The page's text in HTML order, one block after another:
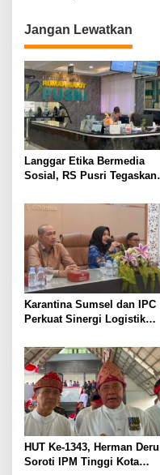
g
a
s
i
p
o
s
Jangan Lewatkan
Langgar Etika Bermedia
Sosial, RS Pusri Tegaskan
Dokter Mitra
Karantina Sumsel dan IPC
Perkuat Sinergi Logistik
HUT Ke-1343, Herman Deru
Soroti IPM Tinggi Kota